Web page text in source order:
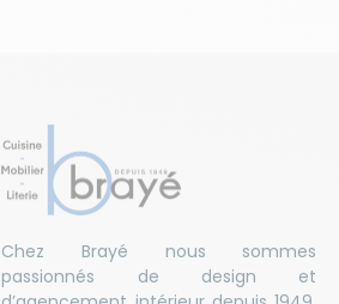
Chez Brayé nous sommes
passionnés de design et